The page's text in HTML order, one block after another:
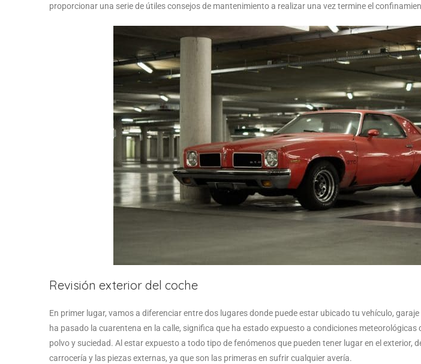
proporcionar una serie de útiles consejos de mantenimiento a realizar una vez termine el
Revisión exterior del coche
En primer lugar, vamos a diferenciar entre dos lugares donde puede estar ubicado tu vehículo,
ha pasado la cuarentena en la calle, significa que ha estado expuesto a condiciones meteorológicas
polvo y suciedad. Al estar expuesto a todo tipo de fenómenos que pueden tener lugar en el exterior,
carrocería y las piezas externas, ya que son las primeras en sufrir cualquier avería.